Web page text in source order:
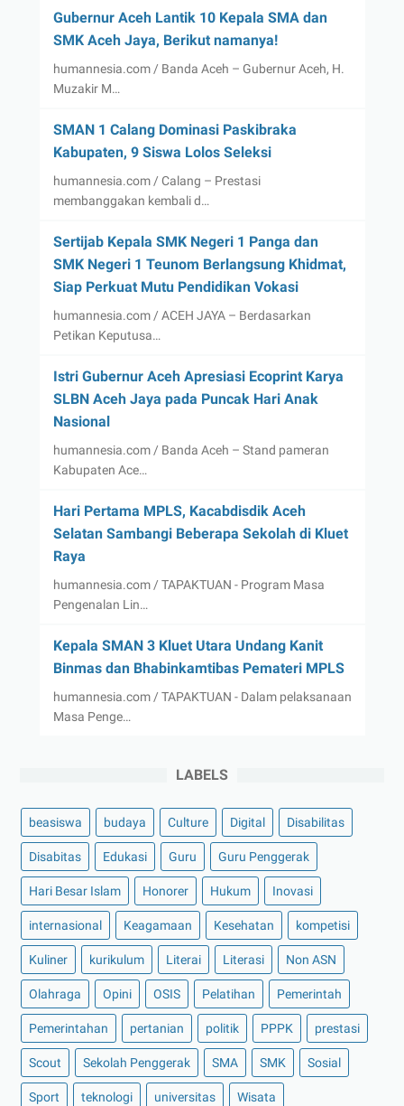
Gubernur Aceh Lantik 10 Kepala SMA dan
SMK Aceh Jaya, Berikut namanya!
humannesia.com / Banda Aceh – Gubernur Aceh, H.
Muzakir M…
SMAN 1 Calang Dominasi Paskibraka
Kabupaten, 9 Siswa Lolos Seleksi
humannesia.com / Calang – Prestasi
membanggakan kembali d…
Sertijab Kepala SMK Negeri 1 Panga dan
SMK Negeri 1 Teunom Berlangsung Khidmat,
Siap Perkuat Mutu Pendidikan Vokasi
humannesia.com / ACEH JAYA – Berdasarkan
Petikan Keputusa…
Istri Gubernur Aceh Apresiasi Ecoprint Karya
SLBN Aceh Jaya pada Puncak Hari Anak
Nasional
humannesia.com / Banda Aceh – Stand pameran
Kabupaten Ace…
Hari Pertama MPLS, Kacabdisdik Aceh
Selatan Sambangi Beberapa Sekolah di Kluet
Raya
humannesia.com / TAPAKTUAN - Program Masa
Pengenalan Lin…
Kepala SMAN 3 Kluet Utara Undang Kanit
Binmas dan Bhabinkamtibas Pemateri MPLS
humannesia.com / TAPAKTUAN - Dalam pelaksanaan
Masa Penge…
LABELS
beasiswa budaya Culture Digital Disabilitas
Disabitas Edukasi Guru Guru Penggerak
Hari Besar Islam Honorer Hukum Inovasi
internasional Keagamaan Kesehatan kompetisi
Kuliner kurikulum Literai Literasi Non ASN
Olahraga Opini OSIS Pelatihan Pemerintah
Pemerintahan pertanian politik PPPK prestasi
Scout Sekolah Penggerak SMA SMK Sosial
Sport teknologi universitas Wisata